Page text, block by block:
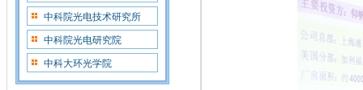
中科院光电技术研究所
中科院光电研究院
中科大环光学院